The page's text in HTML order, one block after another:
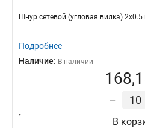
Шнур сетевой (угловая вилка)
Подробнее
Наличие: В наличии
–
В